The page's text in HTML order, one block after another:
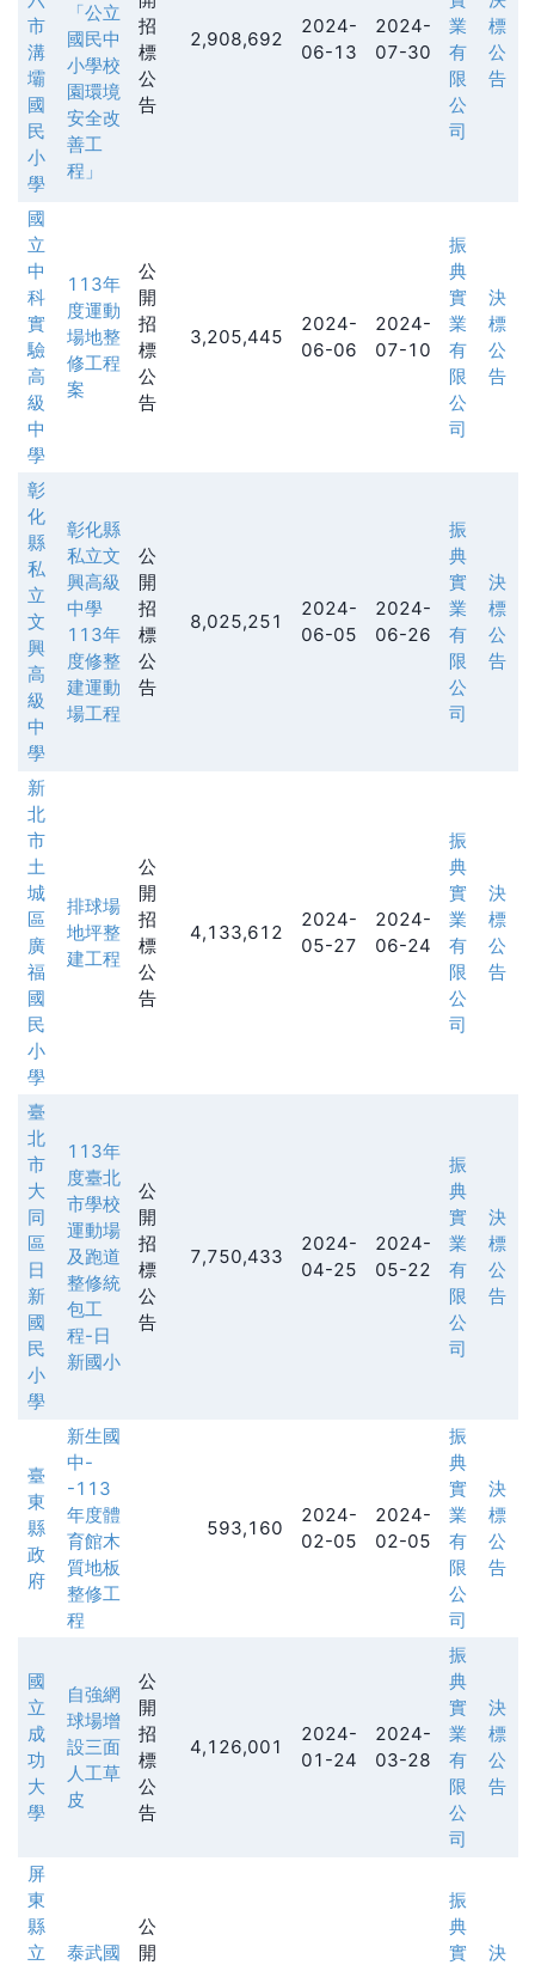
市
溝
壩
國
民
小
學
「公立
國民中
小學校
園環境
安全改
善工
程」
招
標
公
告
2,908,692
2024-
06-13
2024-
07-30
業
有
限
公
司
標
公
告
國
立
中
科
實
驗
高
級
中
學
113年
度運動
場地整
修工程
案
公
開
招
標
公
告
3,205,445
2024-
06-06
2024-
07-10
振
典
實
業
有
限
公
司
決
標
公
告
彰
化
縣
私
立
文
興
高
級
中
學
彰化縣
私立文
興高級
中學
113年
度修整
建運動
場工程
公
開
招
標
公
告
8,025,251
2024-
06-05
2024-
06-26
振
典
實
業
有
限
公
司
決
標
公
告
新
北
市
土
城
區
廣
福
國
民
小
學
排球場
地坪整
建工程
公
開
招
標
公
告
4,133,612
2024-
05-27
2024-
06-24
振
典
實
業
有
限
公
司
決
標
公
告
臺
北
市
大
同
區
日
新
國
民
小
學
113年
度臺北
市學校
運動場
及跑道
整修統
包工
程-日
新國小
公
開
招
標
公
告
7,750,433
2024-
04-25
2024-
05-22
振
典
實
業
有
限
公
司
決
標
公
告
臺
東
縣
政
府
新生國
中-
-113
年度體
育館木
質地板
整修工
程
593,160
2024-
02-05
2024-
02-05
振
典
實
業
有
限
公
司
決
標
公
告
國
立
成
功
大
學
自強網
球場增
設三面
人工草
皮
公
開
招
標
公
告
4,126,001
2024-
01-24
2024-
03-28
振
典
實
業
有
限
公
司
決
標
公
告
屏
東
縣
立
泰武國
公
開
振
典
實
決